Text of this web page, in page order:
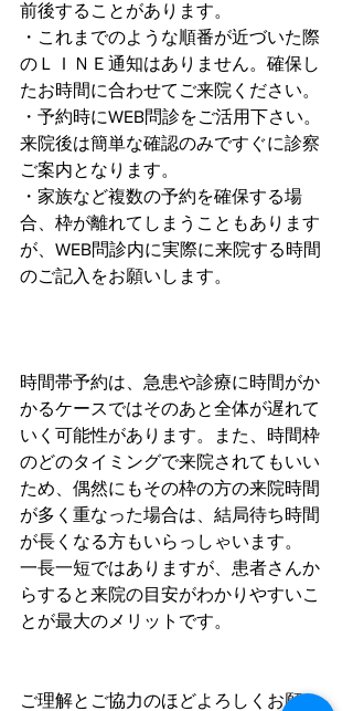
前後することがあります。
・これまでのような順番が近づいた際
のＬＩＮＥ通知はありません。確保し
たお時間に合わせてご来院ください。
・予約時にWEB問診をご活用下さい。
来院後は簡単な確認のみですぐに診察
ご案内となります。
・家族など複数の予約を確保する場
合、枠が離れてしまうこともあります
が、WEB問診内に実際に来院する時間
のご記入をお願いします。
時間帯予約は、急患や診療に時間がか
かるケースではそのあと全体が遅れて
いく可能性があります。また、時間枠
のどのタイミングで来院されてもいい
ため、偶然にもその枠の方の来院時間
が多く重なった場合は、結局待ち時間
が長くなる方もいらっしゃいます。
一長一短ではありますが、患者さんか
らすると来院の目安がわかりやすいこ
とが最大のメリットです。
ご理解とご協力のほどよろしくお願い